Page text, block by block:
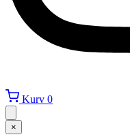
Kurv 0
×